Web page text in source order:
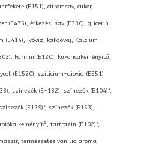
(E151), citromsav, cukor,
(E475), étkezési sav (E330), glicerin
(E414), ivóvíz, kakaóvaj, Kálcium-
kármin (E120), kukoricakeményítő,
(E1520), szilícium-dioxid (E551)
színezék (E-132), színezék (E104)*,
(E129)*, színezék (E153),
keményítő, tartrazin (E102)*,
természetes vanília aroma